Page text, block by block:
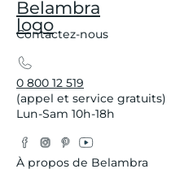
Contactez-nous
0 800 12 519
(appel et service gratuits)
Lun-Sam 10h-18h
Facebook
Instagram
Pinterest
YouTube
À propos de Belambra